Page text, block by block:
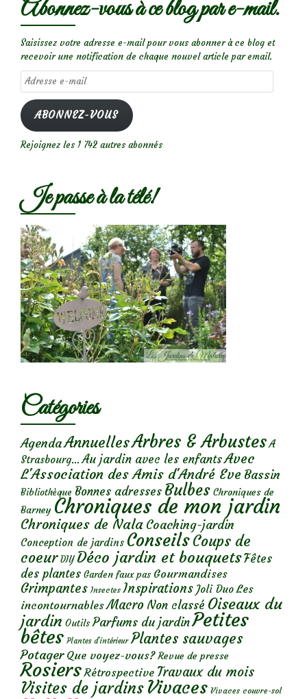
Abonnez-vous à ce blog par e-mail.
Saisissez votre adresse e-mail pour vous abonner à ce blog et
recevoir une notification de chaque nouvel article par email.
Adresse
e-
mail
ABONNEZ-VOUS
Rejoignez les 1 742 autres abonnés
Je passe à la télé!
Catégories
AgendaAnnuellesArbres & Arbustes A
Strasbourg... Au jardin avec les enfantsAvec
L'Association des Amis d'André Eve Bassin
Bibliothèque Bonnes adresses Bulbes Chroniques de
Barney Chroniques de mon jardin
Chroniques de Nala Coaching-jardin
Conception de jardins ConseilsCoups de
coeur DIY Déco jardin et bouquetsFêtes
des plantes Garden faux pas Gourmandises
Grimpantes Insectes Inspirations Joli Duo Les
incontournables Macro Non classé Oiseaux du
jardin Outils Parfums du jardinPetites
bêtes Plantes d’intérieur Plantes sauvages
Potager Que voyez-vous? Revue de presse
Rosiers Rétrospective Travaux du mois
Visites de jardins Vivaces Vivaces couvre-sol